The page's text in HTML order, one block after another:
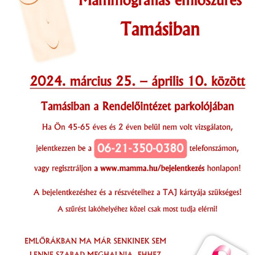
INFORMÁCIÓK
GALÉRIA
KAPCSOLAT
LETÖLTHETŐ NYOMTATVÁNYOK
TELEPÜLÉSIKÉPVISELŐI VAGYONNYILATKOZATOK – 2026.
ROMA NEMZETISÉGI ÖNKORMÁNYZATI KÉPVISELŐK